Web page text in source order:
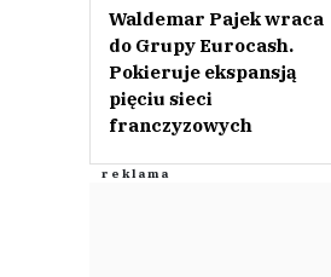
Waldemar Pajek wraca
do Grupy Eurocash.
Pokieruje ekspansją
pięciu sieci
franczyzowych